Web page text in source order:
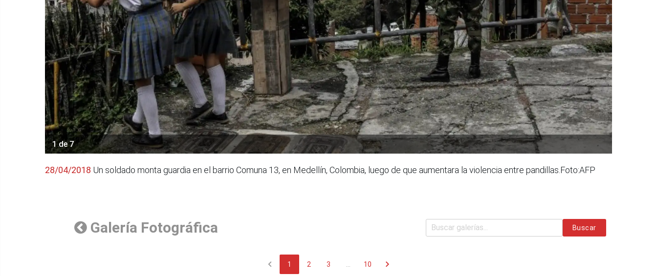
1 de 7
28/04/2018 Un soldado monta guardia en el barrio Comuna 13, en Medellín, Colombia, luego de que aumentara la violencia entre pandillas.Foto:AFP
Galería Fotográfica Buscar
chevron_left 1 2 3 10 chevron_right